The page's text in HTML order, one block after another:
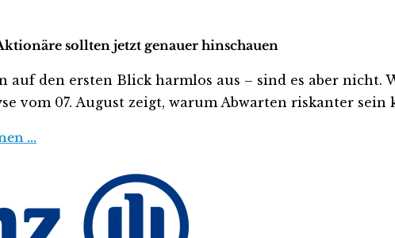
sollten jetzt genauer hinschauen
auf den ersten Blick harmlos aus – sind es aber
vom 07. August zeigt, warum Abwarten riskanter sein
…